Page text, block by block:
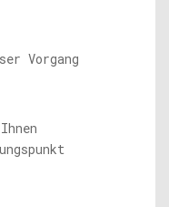
Vorgang